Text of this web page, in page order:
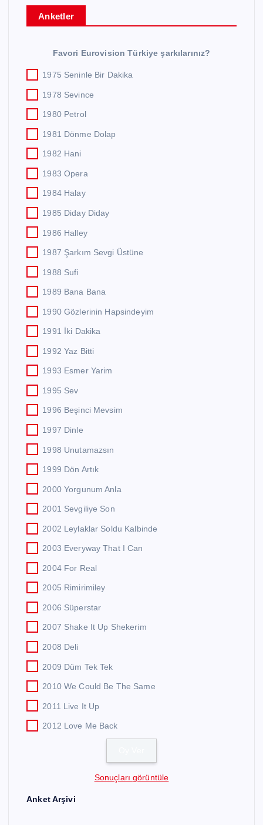
Anketler
Favori Eurovision Türkiye şarkılarınız?
1975 Seninle Bir Dakika
1978 Sevince
1980 Petrol
1981 Dönme Dolap
1982 Hani
1983 Opera
1984 Halay
1985 Diday Diday
1986 Halley
1987 Şarkım Sevgi Üstüne
1988 Sufi
1989 Bana Bana
1990 Gözlerinin Hapsindeyim
1991 İki Dakika
1992 Yaz Bitti
1993 Esmer Yarim
1995 Sev
1996 Beşinci Mevsim
1997 Dinle
1998 Unutamazsın
1999 Dön Artık
2000 Yorgunum Anla
2001 Sevgiliye Son
2002 Leylaklar Soldu Kalbinde
2003 Everyway That I Can
2004 For Real
2005 Rimirimiley
2006 Süperstar
2007 Shake It Up Shekerim
2008 Deli
2009 Düm Tek Tek
2010 We Could Be The Same
2011 Live It Up
2012 Love Me Back
Sonuçları görüntüle
Anket Arşivi